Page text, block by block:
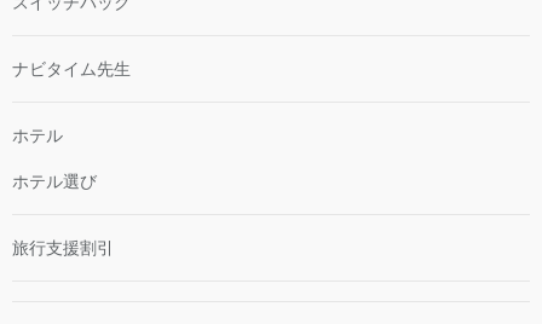
ナビタイム先生
ホテル
ホテル選び
旅行支援割引